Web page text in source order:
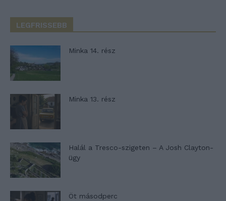
LEGFRISSEBB
Minka 14. rész
Minka 13. rész
Halál a Tresco-szigeten – A Josh Clayton-
ügy
Öt másodperc